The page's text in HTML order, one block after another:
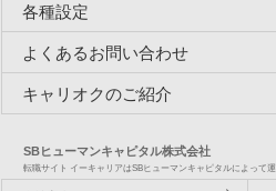
各種設定
よくあるお問い合わせ
キャリオクのご紹介
SBヒューマンキャピタル株式会社
転職サイト イーキャリアはSBヒューマンキャピタルによって運